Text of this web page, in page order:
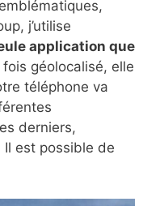
j’utilise
application que
fois géolocalisé, elle
téléphone va
derniers,
Il est possible de